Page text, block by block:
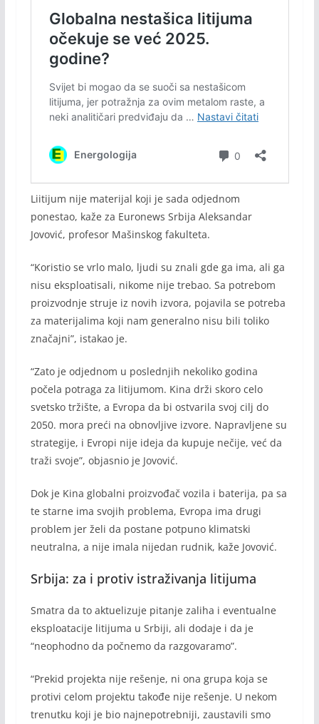
Liitijum nije materijal koji je sada odjednom
ponestao, kaže za Euronews Srbija Aleksandar
Jovović, profesor Mašinskog fakulteta.
“Koristio se vrlo malo, ljudi su znali gde ga ima, ali ga
nisu eksploatisali, nikome nije trebao. Sa potrebom
proizvodnje struje iz novih izvora, pojavila se potreba
za materijalima koji nam generalno nisu bili toliko
značajni”, istakao je.
“Zato je odjednom u poslednjih nekoliko godina
počela potraga za litijumom. Kina drži skoro celo
svetsko tržište, a Evropa da bi ostvarila svoj cilj do
2050. mora preći na obnovljive izvore. Napravljene su
strategije, i Evropi nije ideja da kupuje nečije, već da
traži svoje”, objasnio je Jovović.
Dok je Kina globalni proizvođač vozila i baterija, pa sa
te starne ima svojih problema, Evropa ima drugi
problem jer želi da postane potpuno klimatski
neutralna, a nije imala nijedan rudnik, kaže Jovović.
Srbija: za i protiv istraživanja litijuma
Smatra da to aktuelizuje pitanje zaliha i eventualne
eksploatacije litijuma u Srbiji, ali dodaje i da je
“neophodno da počnemo da razgovaramo”.
“Prekid projekta nije rešenje, ni ona grupa koja se
protivi celom projektu takođe nije rešenje. U nekom
trenutku koji je bio najnepotrebniji, zaustavili smo